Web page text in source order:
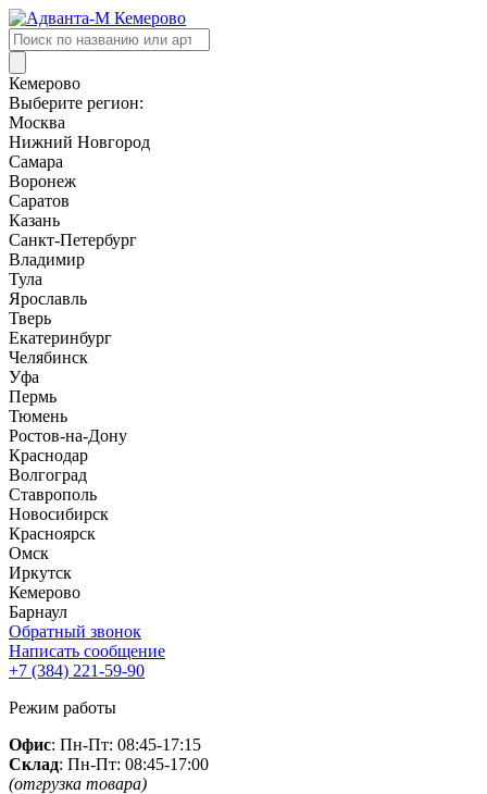
Поиск
товаров
Кемерово
Выберите регион:
Москва
Нижний Новгород
Самара
Воронеж
Саратов
Казань
Санкт-Петербург
Владимир
Тула
Ярославль
Тверь
Екатеринбург
Челябинск
Уфа
Пермь
Тюмень
Ростов-на-Дону
Краснодар
Волгоград
Ставрополь
Новосибирск
Красноярск
Омск
Иркутск
Кемерово
Барнаул
Обратный звонок
Написать сообщение
+7 (384) 221-59-90
Режим работы
Офис: Пн-Пт: 08:45-17:15
Склад: Пн-Пт: 08:45-17:00
(отгрузка товара)